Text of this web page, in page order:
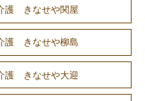
護 きなせや関屋
護 きなせや柳島
護 きなせや大迎